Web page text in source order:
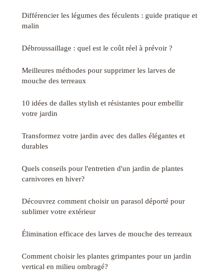
Différencier les légumes des féculents : guide pratique et
malin
Débroussaillage : quel est le coût réel à prévoir ?
Meilleures méthodes pour supprimer les larves de
mouche des terreaux
10 idées de dalles stylish et résistantes pour embellir
votre jardin
Transformez votre jardin avec des dalles élégantes et
durables
Quels conseils pour l'entretien d'un jardin de plantes
carnivores en hiver?
Découvrez comment choisir un parasol déporté pour
sublimer votre extérieur
Élimination efficace des larves de mouche des terreaux
Comment choisir les plantes grimpantes pour un jardin
vertical en milieu ombragé?